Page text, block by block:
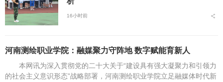
16小时前
河南测绘职业学院：融媒聚力守阵地 数字赋能育新人
本网讯为深入贯彻党的二十大关于“建设具有强大凝聚力和引领力
的社会主义意识形态”战略部署，河南测绘职业学院立足融媒体时代新